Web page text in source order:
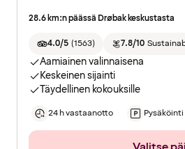
28.6 km:n päässä Drøbak keskustasta
4.0/5 (1563) 7.8/10
Aamiainen valinnaisena
Keskeinen sijainti
Täydellinen kokouksille
24 h vastaanotto Pysäköinti